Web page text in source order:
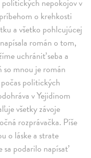
politických nepokojov v
o krehkosti
a všetko pohlcujúcej
román o tom,
uchrániť seba a
so mnou je román
politických
v Yejidinom
všetky závoje
rozprávačka. Píše
o láske a strate
sa podarilo napísať